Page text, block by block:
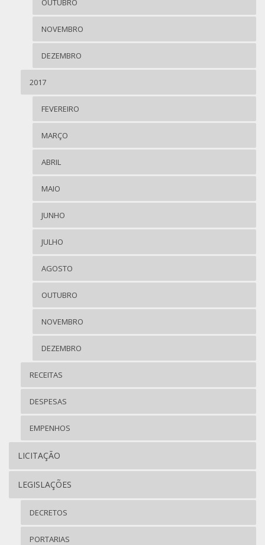
NOVEMBRO
DEZEMBRO
2017
FEVEREIRO
MARÇO
ABRIL
MAIO
JUNHO
JULHO
AGOSTO
OUTUBRO
NOVEMBRO
DEZEMBRO
RECEITAS
DESPESAS
EMPENHOS
LICITAÇÃO
LEGISLAÇÕES
DECRETOS
PORTARIAS